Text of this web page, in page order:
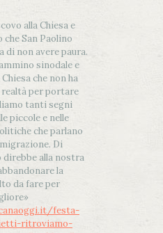
alla Chiesa e
San Paolino
di non avere paura.
sinodale e
che non ha
per portare
tanti segni
piccole e nelle
che parlano
Di
direbbe alla nostra
la
da fare per
festa-
ritroviamo-